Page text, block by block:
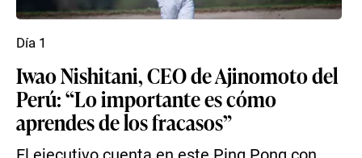
Iwao Nishitani, CEO de Ajinomoto del
Perú: “Lo importante es cómo
aprendes de los fracasos”
Día 1